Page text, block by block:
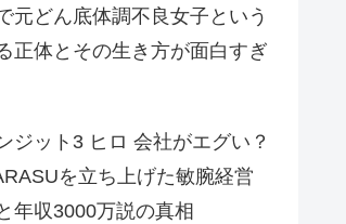
元どん底体調不良女子という
正体とその生き方が面白すぎ
ジット3 ヒロ 会社がエグい？
を立ち上げた敏腕経営
年収3000万説の真相